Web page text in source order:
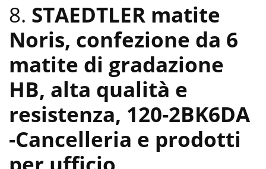
8. STAEDTLER matite
Noris, confezione da 6
matite di gradazione
HB, alta qualità e
resistenza, 120-2BK6DA
-Cancelleria e prodotti